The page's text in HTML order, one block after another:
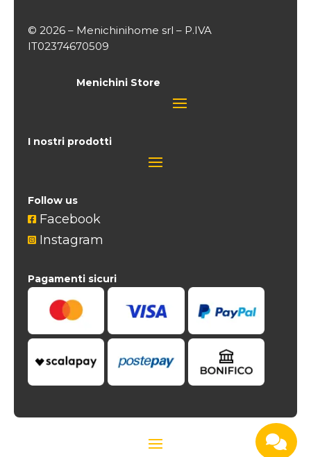
© 2026 – Menichinihome srl – P.IVA
IT02374670509
Menichini Store
I nostri prodotti
Follow us
 Facebook
 Instagram
Pagamenti sicuri